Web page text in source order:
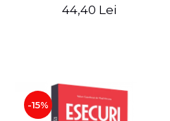
44,40 Lei
-15%